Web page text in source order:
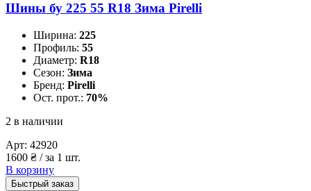
Шины бу 225 55 R18 Зима Pirelli
Ширина: 225
Профиль: 55
Диаметр: R18
Сезон: Зима
Бренд: Pirelli
Ост. прот.: 70%
2 в наличии
Арт: 42920
1600 ₴ / за 1 шт.
В корзину
Быстрый заказ